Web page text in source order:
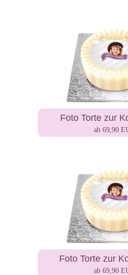
Foto Torte zur
ab 69,90
Foto Torte zur
ab 69,90